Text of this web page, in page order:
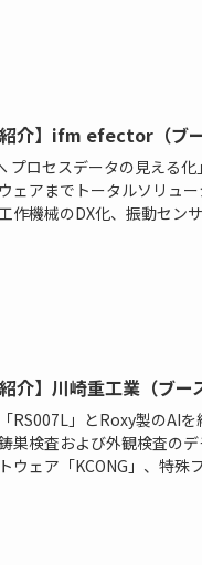
介】ifm efector（ブー
ロセスデータの見える化
ェアまでトータルソリュ
作機械のDX化、振動セン
介】川崎重工業（ブー
RS007L」とRoxy製のAI
巣検査および外観検査の
ウェア「KCONG」、特殊